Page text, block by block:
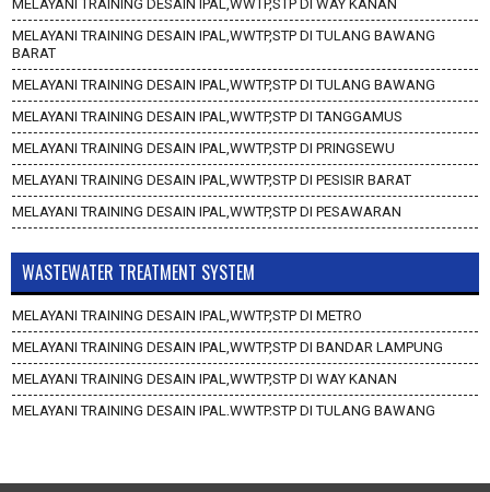
MELAYANI TRAINING DESAIN IPAL,WWTP,STP DI WAY KANAN
MELAYANI TRAINING DESAIN IPAL,WWTP,STP DI TULANG BAWANG
BARAT
MELAYANI TRAINING DESAIN IPAL,WWTP,STP DI TULANG BAWANG
MELAYANI TRAINING DESAIN IPAL,WWTP,STP DI TANGGAMUS
MELAYANI TRAINING DESAIN IPAL,WWTP,STP DI PRINGSEWU
MELAYANI TRAINING DESAIN IPAL,WWTP,STP DI PESISIR BARAT
MELAYANI TRAINING DESAIN IPAL,WWTP,STP DI PESAWARAN
WASTEWATER TREATMENT SYSTEM
MELAYANI TRAINING DESAIN IPAL,WWTP,STP DI METRO
MELAYANI TRAINING DESAIN IPAL,WWTP,STP DI BANDAR LAMPUNG
MELAYANI TRAINING DESAIN IPAL,WWTP,STP DI WAY KANAN
MELAYANI TRAINING DESAIN IPAL,WWTP,STP DI TULANG BAWANG